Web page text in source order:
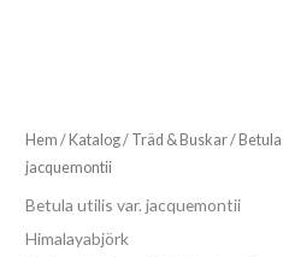
Hem / Katalog/ Träd & Buskar/ Betula
jacquemontii
Betula utilis var. jacquemontii
Himalayabjörk